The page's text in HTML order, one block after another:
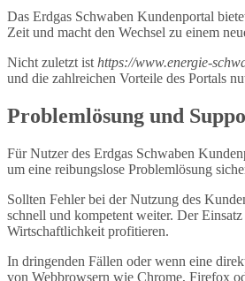
Das Erdgas Schwaben Kundenportal
Zeit und macht den Wechsel zu einem
Nicht zuletzt ist https://www.energie-
und die zahlreichen Vorteile des Portals
Problemlösung und
Für Nutzer des Erdgas Schwaben
um eine reibungslose Problemlösung
Sollten Fehler bei der Nutzung des
schnell und kompetent weiter. Der
Wirtschaftlichkeit profitieren.
In dringenden Fällen oder wenn eine
von Webbrowsern wie Chrome, Firefox